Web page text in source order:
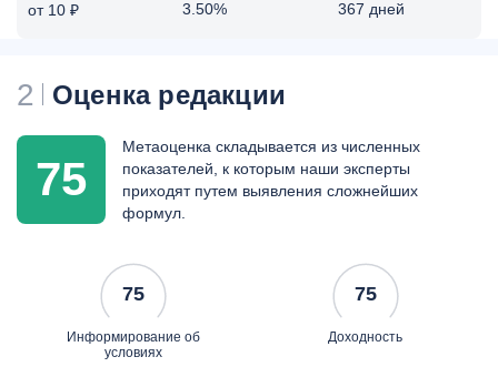
от 10 ₽ 3.50% 367 дней
2 Оценка редакции
75
Метаоценка складывается из численных
показателей, к которым наши эксперты
приходят путем выявления сложнейших
формул.
75
Информирование об
условиях
75
Доходность